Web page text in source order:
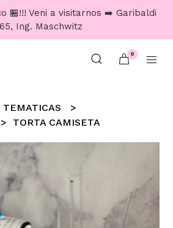
🏪!!! Veni a visitarnos ➡️ Garibaldi
Ing. Maschwitz
0
TEMATICAS
TORTA CAMISETA